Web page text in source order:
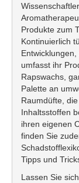
Produkte zum
Kontinuierlich
umfasst ihr
Rapswachs,
Palette an
Raumdüfte,
Inhaltsstoffen
ihren eigenen
finden Sie
Tipps und
Lassen Sie